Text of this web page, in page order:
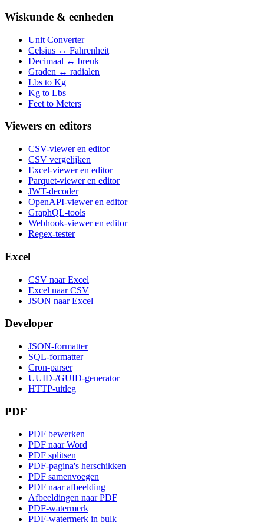
Wiskunde & eenheden
Unit Converter
Celsius ↔ Fahrenheit
Decimaal ↔ breuk
Graden ↔ radialen
Lbs to Kg
Kg to Lbs
Feet to Meters
Viewers en editors
CSV-viewer en editor
CSV vergelijken
Excel-viewer en editor
Parquet-viewer en editor
JWT-decoder
OpenAPI-viewer en editor
GraphQL-tools
Webhook-viewer en editor
Regex-tester
Excel
CSV naar Excel
Excel naar CSV
JSON naar Excel
Developer
JSON-formatter
SQL-formatter
Cron-parser
UUID-/GUID-generator
HTTP-uitleg
PDF
PDF bewerken
PDF naar Word
PDF splitsen
PDF-pagina's herschikken
PDF samenvoegen
PDF naar afbeelding
Afbeeldingen naar PDF
PDF-watermerk
PDF-watermerk in bulk